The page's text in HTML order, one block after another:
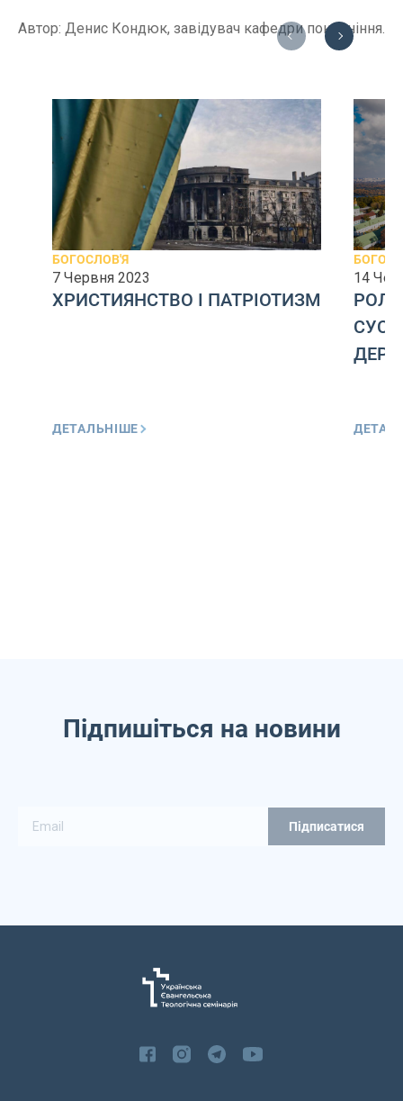
Автор: Денис Кондюк, завідувач кафедри поклоніння.
Previous
БОГОСЛОВ'Я
7 Червня 2023
ХРИСТИЯНСТВО І ПАТРІОТИЗМ
ДЕТАЛЬНІШЕ
14
Next
Підпишіться на новини